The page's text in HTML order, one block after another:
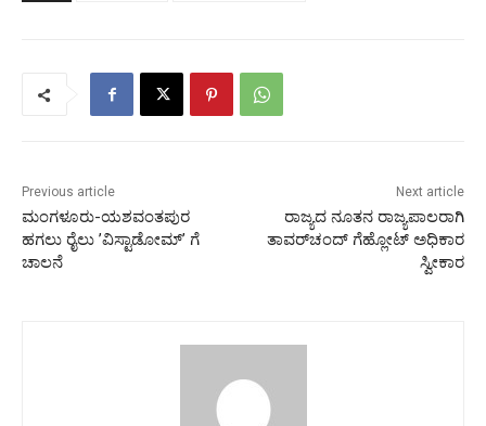
Previous article
ಮಂಗಳೂರು-ಯಶವಂತಪುರ
ಹಗಲು ರೈಲು ’ವಿಸ್ಟಾಡೋಮ್’ ಗೆ
ಚಾಲನೆ
Next article
ರಾಜ್ಯದ ನೂತನ ರಾಜ್ಯಪಾಲರಾಗಿ
ತಾವರ್‌ಚಂದ್ ಗೆಹ್ಲೋಟ್ ಅಧಿಕಾರ
ಸ್ವೀಕಾರ